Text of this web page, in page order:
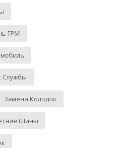
ГРМ
Службы
Замена Колодок
Шины